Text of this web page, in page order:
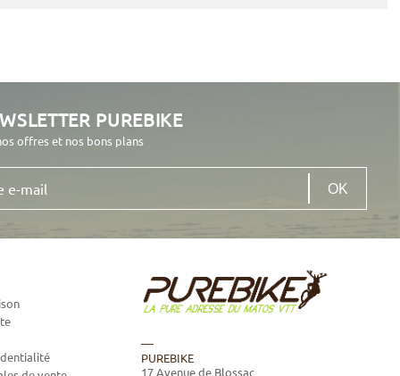
PUREBIKE
offres et nos bons plans
PUREBIKE
17 Avenue de Blossac